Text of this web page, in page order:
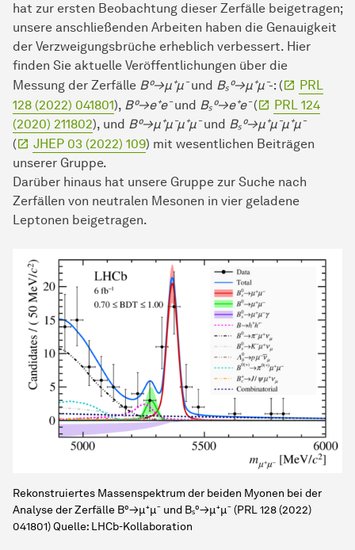
hat zur ersten Beobachtung dieser Zerfälle beigetragen;
unsere anschließenden Arbeiten haben die Genauigkeit
der Verzweigungsbrüche erheblich verbessert. Hier
finden Sie aktuelle Veröffentlichungen über die
Messung der Zerfälle B⁰→μ⁺μ⁻und Bₛ⁰→μ⁺μ⁻-: (
PRL
128 (2022) 041801), B⁰→e⁺e⁻und Bₛ⁰→e⁺e⁻(
PRL 124
(2020) 211802), und B⁰→μ⁺μ⁻μ⁺μ⁻und Bₛ⁰→μ⁺μ⁻μ⁺μ⁻
(
JHEP 03 (2022) 109) mit wesentlichen Beiträgen
unserer Gruppe.
Darüber hinaus hat unsere Gruppe zur Suche nach
Zerfällen von neutralen Mesonen in vier geladene
Leptonen beigetragen.
Rekonstruiertes Massenspektrum der beiden Myonen bei der
Analyse der Zerfälle B⁰→μ⁺μ⁻ und Bₛ⁰→μ⁺μ⁻ (PRL 128 (2022)
041801) Quelle: LHCb-Kollaboration